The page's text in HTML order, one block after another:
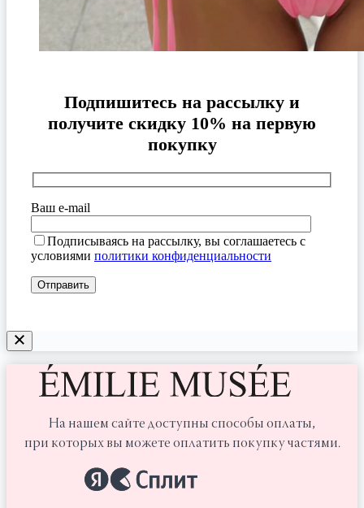
Подпишитесь на рассылку и
получите скидку 10% на первую
покупку
Ваш e-mail
Подписываясь на рассылку, вы соглашаетесь с
условиями политики конфиденциальности
На нашем сайте доступны способы оплаты,
при которых вы можете оплатить покупку частями.